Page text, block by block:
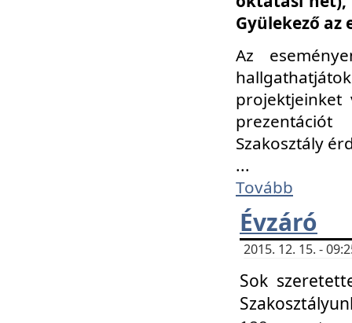
Gyülekező az
Az
Szakosztály
...
Tovább
Évzáró
2015. 12. 15. -
Sok